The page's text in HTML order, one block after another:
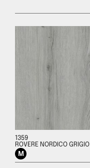
1359
ROVERE NORDICO GRIGIO